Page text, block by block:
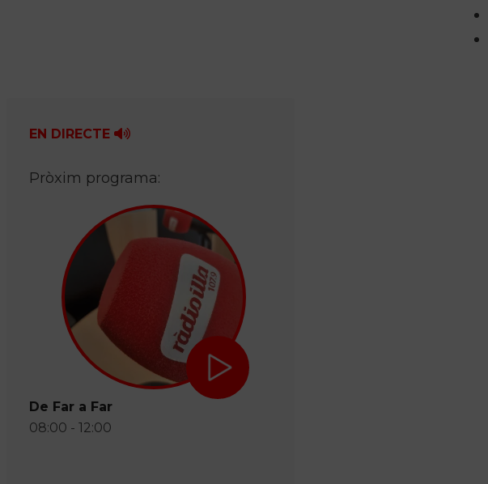
EN DIRECTE
Pròxim programa:
De Far a Far
08:00 - 12:00